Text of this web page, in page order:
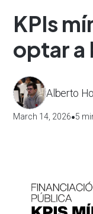
KPIs
optar a
Alberto
March 14, 2026•5